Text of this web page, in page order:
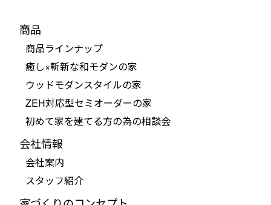
商品
商品ラインナップ
癒し×斬新な和モダンの家
ウッドモダンスタイルの家
ZEH対応型セミオーダーの家
初めて家を建てる方の為の相談会
会社情報
会社案内
スタッフ紹介